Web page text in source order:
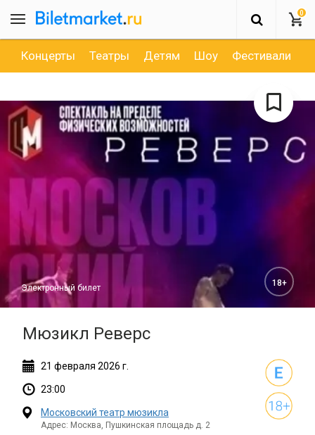
0
Концерты Театры Детям Шоу Фестивали
Мюзикл Реверс
Электронный билет 18+
21 февраля 2026 г.
23:00
Московский театр мюзикла
Адрес: Москва, Пушкинская площадь д. 2